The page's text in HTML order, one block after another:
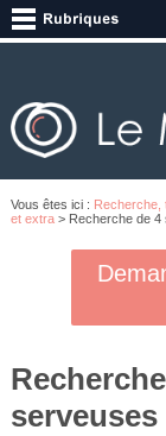
Vous êtes ici : Recherche,
et extra> Recherche de 4
serveuses